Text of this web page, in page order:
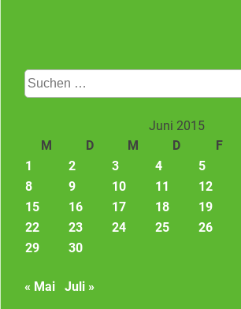
Suchen
nach:
Juni 2015
M
D M D F
1
2 3 4 5
8
9 10 11 12
15
16 17 18 19
22
23 24 25 26
29
30
« Mai Juli »